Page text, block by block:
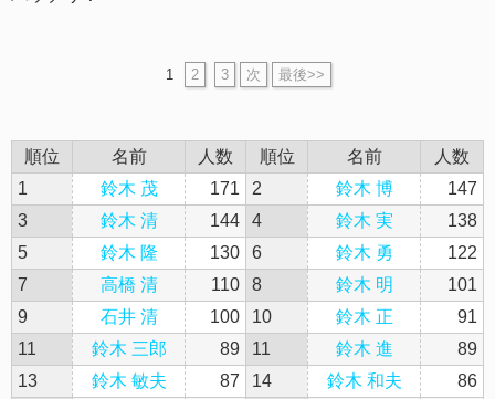
1 2 3 次 最後>>
順位 名前 人数 順位 名前
人数
1
鈴木 茂 171 2 鈴木 博
147
3
鈴木 清 144 4 鈴木 実
138
5
鈴木 隆 130 6 鈴木 勇
122
7
高橋 清 110 8 鈴木 明
101
9
石井 清 100 10 鈴木 正
91
11
鈴木 三郎 89 11 鈴木 進
89
13
鈴木 敏夫 87 14 鈴木 和夫
86